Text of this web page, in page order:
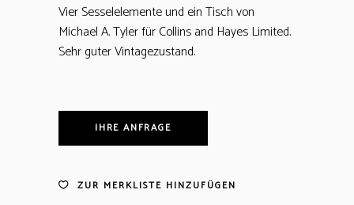
Vier Sesselelemente und ein Tisch von
Michael A. Tyler für Collins and Hayes Limited.
Sehr guter Vintagezustand.
IHRE ANFRAGE
ZUR MERKLISTE HINZUFÜGEN